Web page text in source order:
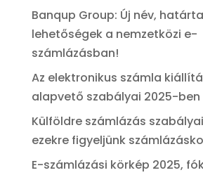
Banqup Group: Új név,
lehetőségek a nemzetközi e-
számlázásban!
Az elektronikus számla
alapvető szabályai 2025-ben
Külföldre számlázás
ezekre figyeljünk
E-számlázási körkép 2025,